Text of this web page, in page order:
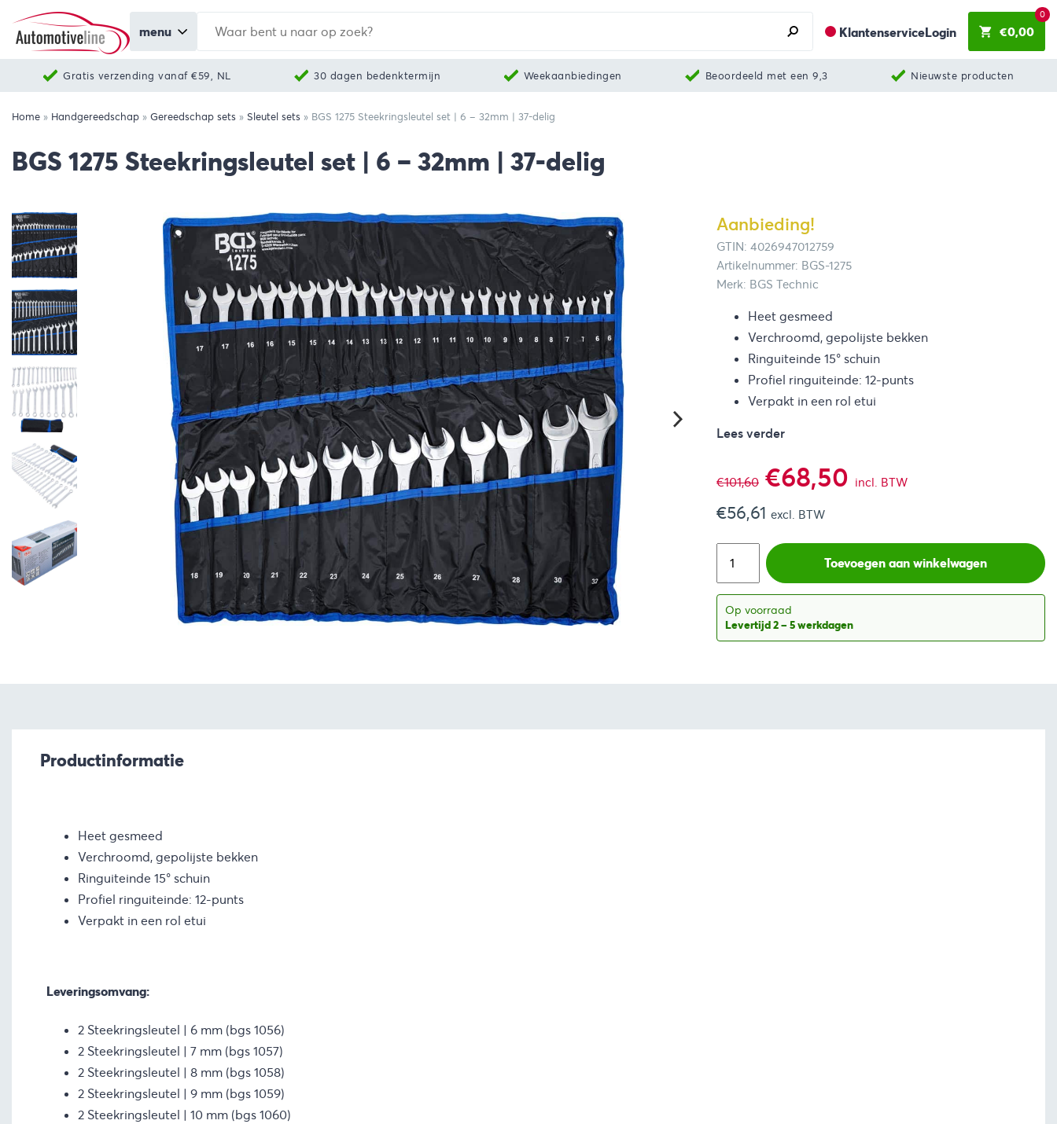
menu KlantenserviceLogin €0,00
0
Gratis verzending vanaf €59, NL 30 dagen bedenktermijn Weekaanbiedingen Beoordeeld met een 9,3 Nieuwste producten
Home » Handgereedschap » Gereedschap sets » Sleutel sets » BGS 1275 Steekringsleutel set | 6 – 32mm | 37-delig
BGS 1275 Steekringsleutel set | 6 – 32mm | 37-delig
Aanbieding!
GTIN: 4026947012759
Artikelnummer: BGS-1275
Merk: BGS Technic
Heet gesmeed
Verchroomd, gepolijste bekken
Ringuiteinde 15° schuin
Profiel ringuiteinde: 12-punts
Verpakt in een rol etui
Lees verder
€101,60 Oorspronkelijke
prijs
was:
€101,60.
€68,50 Huidige
is:
incl. BTW
€56,61 excl. BTW
Toevoegen aan winkelwagen
Op voorraad
Levertijd 2 – 5 werkdagen
Productinformatie
Heet gesmeed
Verchroomd, gepolijste bekken
Ringuiteinde 15° schuin
Profiel ringuiteinde: 12-punts
Verpakt in een rol etui
Leveringsomvang:
2 Steekringsleutel | 6 mm (bgs 1056)
2 Steekringsleutel | 7 mm (bgs 1057)
2 Steekringsleutel | 8 mm (bgs 1058)
2 Steekringsleutel | 9 mm (bgs 1059)
2 Steekringsleutel | 10 mm (bgs 1060)